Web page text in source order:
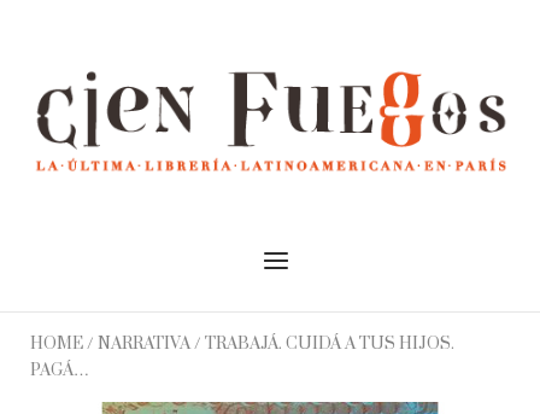
Menu
HOME/ NARRATIVA/ TRABAJÁ. CUIDÁ A TUS HIJOS.
PAGÁ…